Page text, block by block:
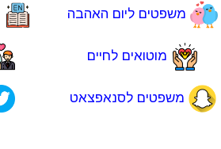
משפטים ליום האהבה
מוטואים לחיים
משפטים לסנאפצאט